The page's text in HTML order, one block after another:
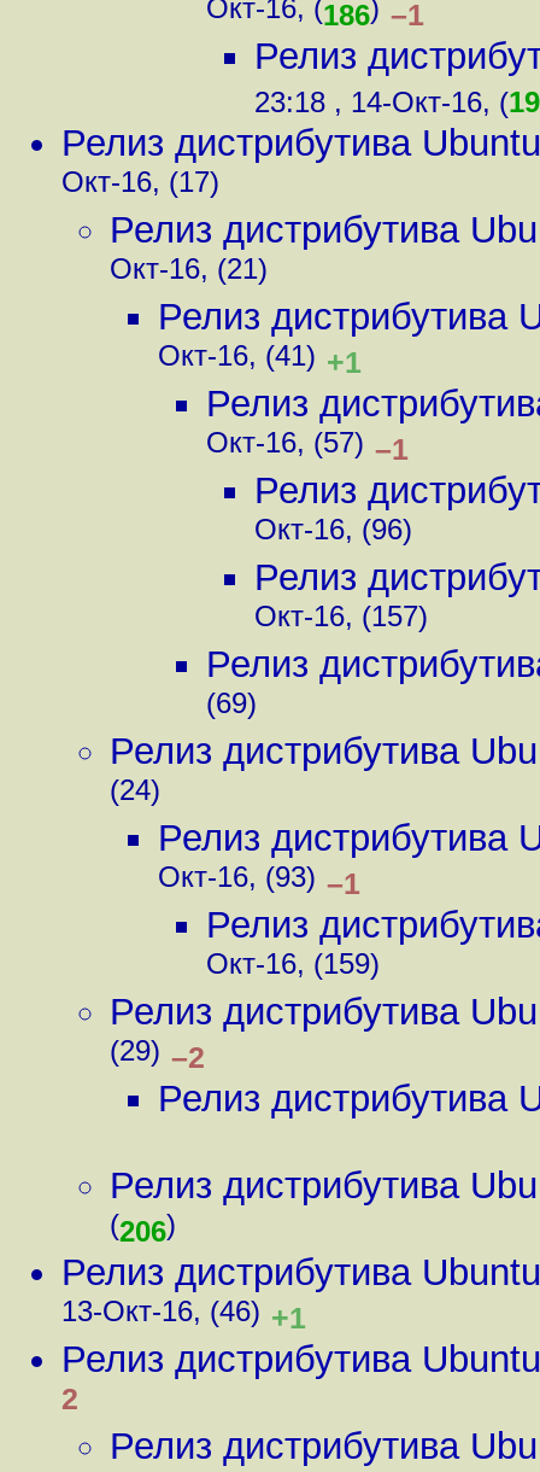
Окт-16, (186) –1
Релиз
23:18 , 14-Окт-16, (
Релиз дистрибутива
Окт-16, (17)
Релиз дистрибутива
Окт-16, (21)
Релиз дистрибутива
Окт-16, (41) +1
Релиз
Окт-16, (57) –1
Релиз
Окт-16, (96)
Релиз
Окт-16, (157)
Релиз
(69)
Релиз дистрибутива
(24)
Релиз дистрибутива
Окт-16, (93) –1
Релиз
Окт-16, (159)
Релиз дистрибутива
(29) –2
Релиз дистрибутива
Релиз дистрибутива
(206)
Релиз дистрибутива
13-Окт-16, (46) +1
Релиз дистрибутива
2
Релиз дистрибутива